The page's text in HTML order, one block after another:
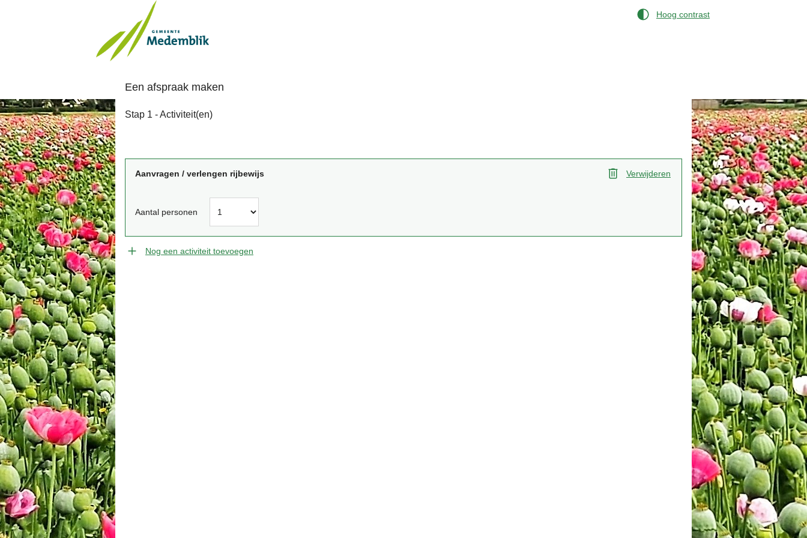
Hoog contrast
Een afspraak maken
Stap 1 - Activiteit(en)
Aanvragen / verlengen rijbewijs Verwijderen
Aantal personen
Nog een activiteit toevoegen